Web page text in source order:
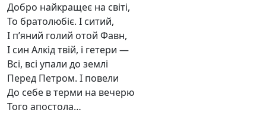
Добро найкращеє на світі,
То братолюбіє. І ситий,
І п’яний голий отой Фавн,
І син Алкід твій, і гетери —
Всі, всі упали до землі
Перед Петром. І повели
До себе в терми на вечерю
Того апостола…